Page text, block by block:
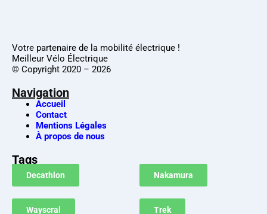
Votre partenaire de la mobilité électrique !
Meilleur Vélo Électrique
© Copyright 2020 – 2026
Navigation
Accueil
Contact
Mentions Légales
À propos de nous
Tags
Decathlon Nakamura
Wayscral Trek